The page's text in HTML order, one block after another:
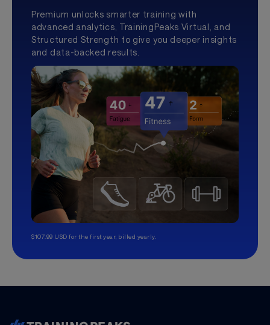
Premium unlocks smarter training with
advanced analytics, TrainingPeaks Virtual, and
Structured Strength to give you deeper insights
and data-backed results.
$107.99 USD for the first year, billed yearly.